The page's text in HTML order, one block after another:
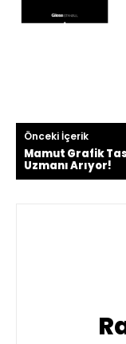
Önceki İçerik
Mamut Grafik
Uzmanı Arıyor!